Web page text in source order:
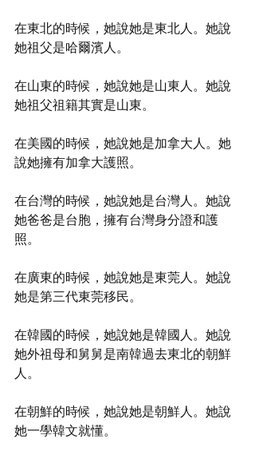
在東北的時候，她說她是東北人。她說
她祖父是哈爾濱人。
在山東的時候，她說她是山東人。她說
她祖父祖籍其實是山東。
在美國的時候，她說她是加拿大人。她
說她擁有加拿大護照。
在台灣的時候，她說她是台灣人。她說
她爸爸是台胞，擁有台灣身分證和護
照。
在廣東的時候，她說她是東莞人。她說
她是第三代東莞移民。
在韓國的時候，她說她是韓國人。她說
她外祖母和舅舅是南韓過去東北的朝鮮
人。
在朝鮮的時候，她說她是朝鮮人。她說
她一學韓文就懂。